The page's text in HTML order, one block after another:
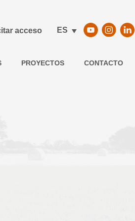
acceso ES
PROYECTOS CONTACTO